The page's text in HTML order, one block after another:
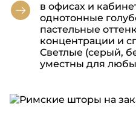
в офисах и
однотонные
пастельные
концентрации и
Светлые (серый,
уместны для